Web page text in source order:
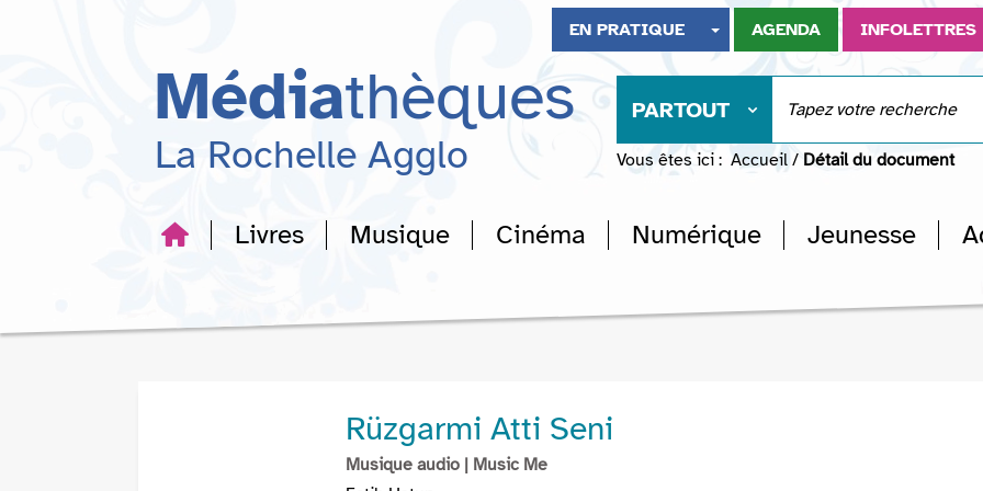
recherche
EN PRATIQUE AGENDA INFOLETTRES
Médiathèques
La Rochelle Agglo
PARTOUT
Vous êtes ici : Accueil / Détail du document
Livres Musique Cinéma Numérique Jeunesse
Rüzgarmi Atti Seni
Musique audio | Music Me